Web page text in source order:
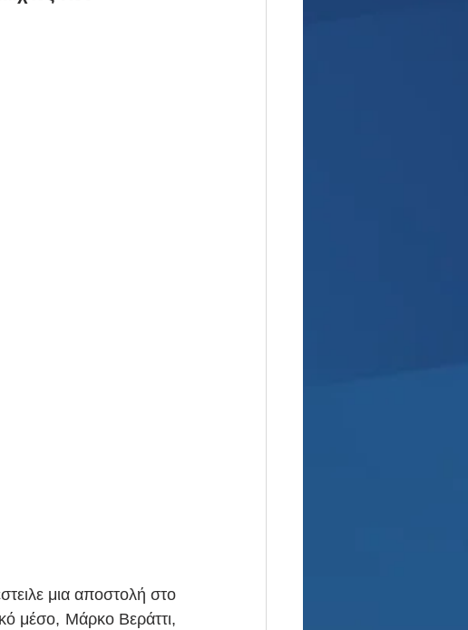
μια αποστολή στο
μέσο, Μάρκο Βεράττι,